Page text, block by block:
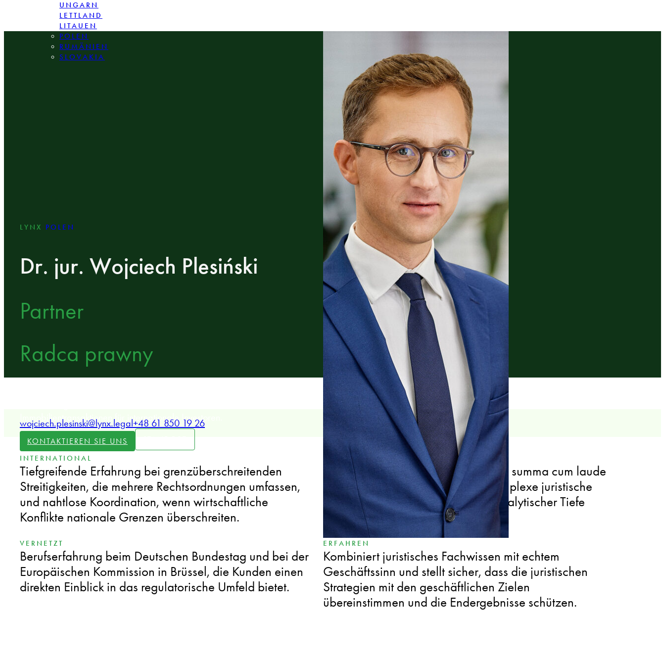
UNGARN
LETTLAND
LITAUEN
POLEN
RUMÄNIEN
SLOVAKIA
LYNX POLEN
Dr. jur. Wojciech Plesiński
Partner
Radca prawny
Immobilientransaktionen für internationale Investoren.
KONTAKTIEREN SIE UNS
wojciech.plesinski@lynx.legal+48 61 850 19 26
INTERNATIONAL
Tiefgreifende Erfahrung bei grenzüberschreitenden
Streitigkeiten, die mehrere Rechtsordnungen umfassen,
und nahtlose Koordination, wenn wirtschaftliche
Konflikte nationale Grenzen überschreiten.
SPEZIALISIERT
Promotion in Rechtsvergleichung mit summa cum laude
an der Universität Bayreuth, die komplexe juristische
Herausforderungen mit rigoroser analytischer Tiefe
beantwortet.
VERNETZT
Berufserfahrung beim Deutschen Bundestag und bei der
Europäischen Kommission in Brüssel, die Kunden einen
direkten Einblick in das regulatorische Umfeld bietet.
ERFAHREN
Kombiniert juristisches Fachwissen mit echtem
Geschäftssinn und stellt sicher, dass die juristischen
Strategien mit den geschäftlichen Zielen
übereinstimmen und die Endergebnisse schützen.